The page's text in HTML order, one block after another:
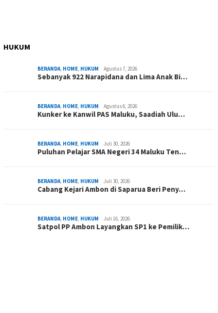
HUKUM
BERANDA, HOME, HUKUM Agustus 7, 2026
Sebanyak 922 Narapidana dan Lima Anak Bi…
BERANDA, HOME, HUKUM Agustus 6, 2026
Kunker ke Kanwil PAS Maluku, Saadiah Ulu…
BERANDA, HOME, HUKUM Juli 30, 2026
Puluhan Pelajar SMA Negeri 34 Maluku Ten…
BERANDA, HOME, HUKUM Juli 30, 2026
Cabang Kejari Ambon di Saparua Beri Peny…
BERANDA, HOME, HUKUM Juli 16, 2026
Satpol PP Ambon Layangkan SP1 ke Pemilik…